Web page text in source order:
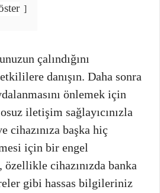
çalındığını
danışın. Daha sonra
önlemek için
iletişim sağlayıcınızla
cihazınıza başka hiç
için bir engel
cihazınızda banka
gibi hassas bilgileriniz